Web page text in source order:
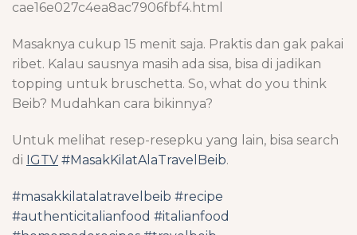
cae16e027c4ea8ac7906fbf4.html
Masaknya cukup 15 menit saja. Praktis dan gak pakai
ribet. Kalau sausnya masih ada sisa, bisa di jadikan
topping untuk bruschetta. So, what do you think
Beib? Mudahkan cara bikinnya?
Untuk melihat resep-resepku yang lain, bisa search
di IGTV #MasakKilatAlaTravelBeib.
#masakkilatalatravelbeib #recipe
#authenticitalianfood #italianfood